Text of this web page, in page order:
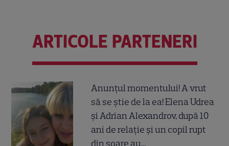
ARTICOLE PARTENERI
Anunțul momentului! A vrut
să se știe de la ea! Elena Udrea
și Adrian Alexandrov, după 10
ani de relație și un copil rupt
din soare au...